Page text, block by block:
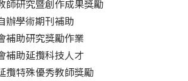
師研究暨創作成果獎勵
辦學術期刊補助
補助研究獎勵作業
補助延攬科技人才
攬特殊優秀教師獎勵